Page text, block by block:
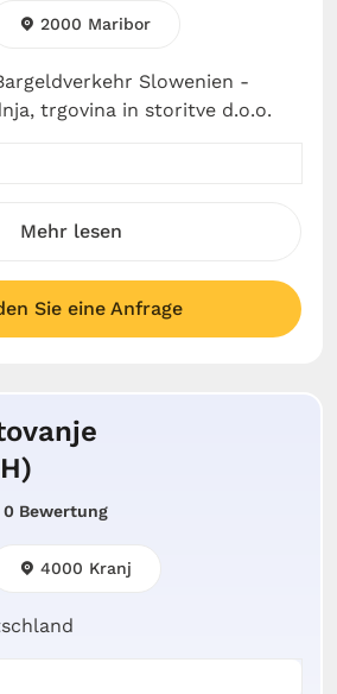
Slowenien -
trgovina in storitve d.o.o.
2000 Maribor
Mehr lesen
Sie eine Anfrage
0 Bewertung
4000 Kranj